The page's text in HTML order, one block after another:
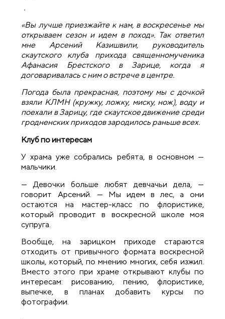
«Вы лучше приезжайте к нам, в воскресенье мы
открываем сезон и идем в поход». Так ответил
мне Арсений Казишвили, руководитель
скаутского клуба прихода священномученика
Афанасия Брестского в Зарице, когда я
договаривалась с ним о встрече в центре.
Погода была прекрасная, поэтому мы с дочкой
взяли КЛМН (кружку, ложку, миску, нож), воду и
поехали в Зарицу, где скаутское движение среди
гродненских приходов зародилось раньше всех.
Клуб по интересам
У храма уже собрались ребята, в основном —
мальчики.
— Девочки больше любят девчачьи дела, —
говорит Арсений. — Мы идем в лес, а они
остаются на мастер-класс по флористике,
который проводит в воскресной школе моя
супруга.
Вообще, на зарицком приходе стараются
отходить от привычного формата воскресной
школы, который, по мнению многих, себя изжил.
Вместо этого при храме открывают клубы по
интересам: рисованию, пению, флористике,
выпечке, в планах добавить курсы по
фотографии.